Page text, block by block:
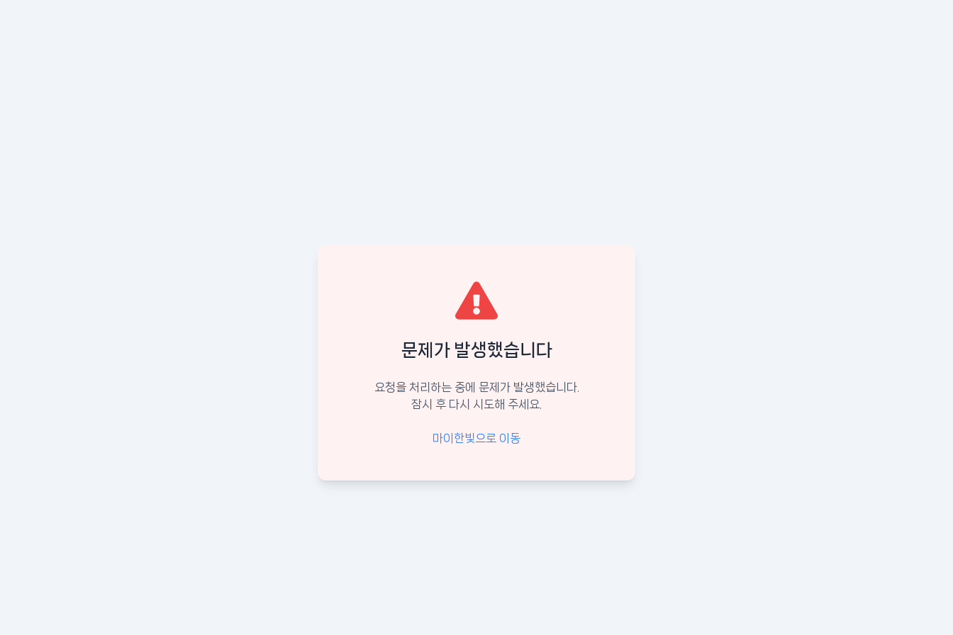
문제가 발생했습니다
요청을 처리하는 중에 문제가 발생했습니다.
잠시 후 다시 시도해 주세요.
마이한빛으로 이동